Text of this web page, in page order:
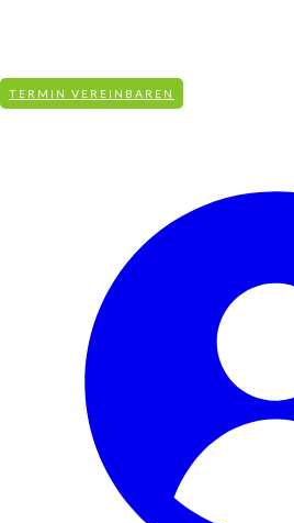
TERMIN VEREINBAREN